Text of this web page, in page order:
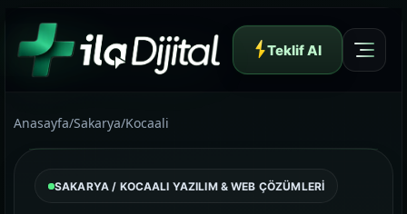
Teklif Al
Anasayfa/Sakarya/Kocaali
SAKARYA / KOCAALI YAZILIM & WEB ÇÖZÜMLERİ